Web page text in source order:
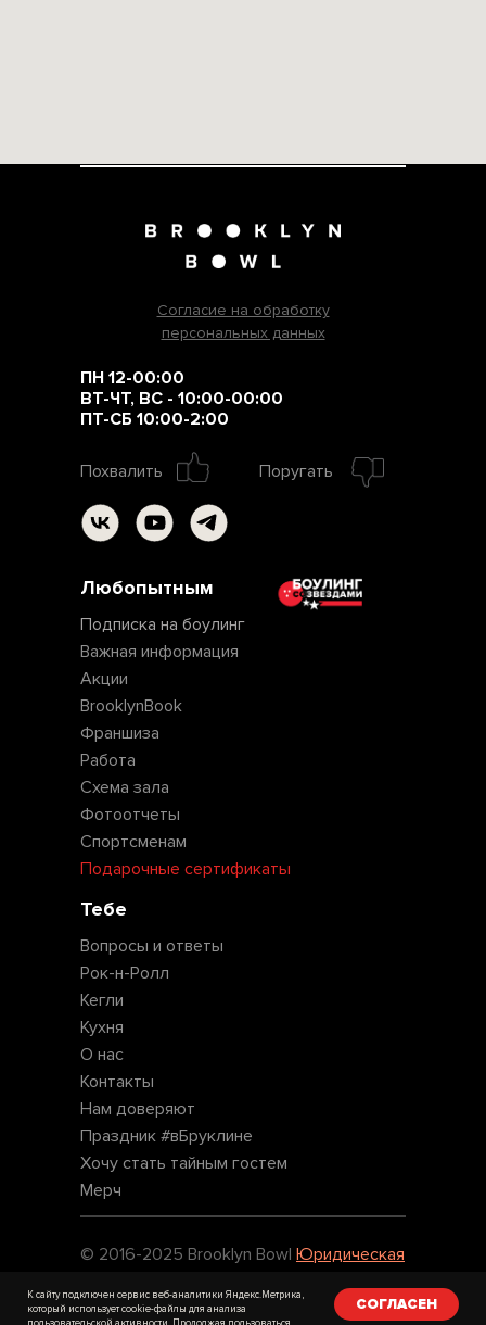
К сайту подключен сервис веб-аналитики Яндекс.Метрика,
который использует cookie-файлы для анализа
СОГЛАСЕН
Согласие на обработку
персональных данных
Работа
Кегли
Спортсменам
Кухня
Фотоотчеты
Рок-н-Ролл
Схема зала
О нас
Важная информация
Мерч
Похвалить Поругать
Праздник #вБруклине
Нам доверяют
Контакты
Подписка на боулинг
Франшиза
Подарочные сертификаты
© 2016-2025 Brooklyn Bowl Юридическая
Вопросы и ответы
Акции
Хочу стать тайным гостем
Любопытным
Тебе
BrooklynBook
ПН 12-00:00
ВТ-ЧТ, ВС - 10:00-00:00
ПТ-СБ 10:00-2:00